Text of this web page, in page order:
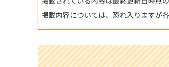
掲載内容については、恐れ入りますが